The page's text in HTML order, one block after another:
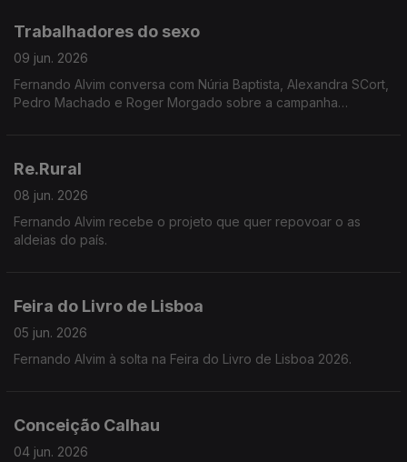
Trabalhadores do sexo
09 jun. 2026
Fernando Alvim conversa com Núria Baptista, Alexandra SCort,
Pedro Machado e Roger Morgado sobre a campanha
Re.Rural
08 jun. 2026
Fernando Alvim recebe o projeto que quer repovoar o as
aldeias do país.
Feira do Livro de Lisboa
05 jun. 2026
Fernando Alvim à solta na Feira do Livro de Lisboa 2026.
Conceição Calhau
04 jun. 2026